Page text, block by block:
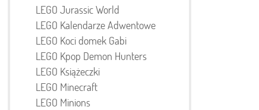
LEGO Jurassic World
LEGO Kalendarze Adwentowe
LEGO Koci domek Gabi
LEGO Kpop Demon Hunters
LEGO Książeczki
LEGO Minecraft
LEGO Minions